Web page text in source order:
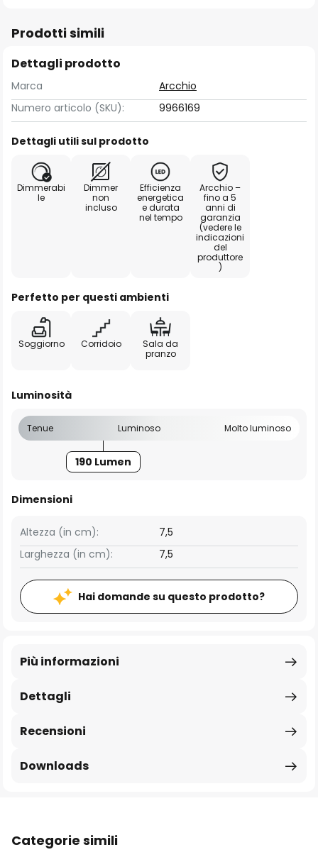
Prodotti simili
Dettagli prodotto
Marca
Arcchio
Numero articolo (SKU):
9966169
Dettagli utili sul prodotto
Dimmerabi
le
Dimmer
non
incluso
Efficienza
energetica
e durata
nel tempo
Arcchio –
fino a 5
anni di
garanzia
(vedere le
indicazioni
del
produttore
)
Perfetto per questi ambienti
Soggiorno Corridoio
Sala da
pranzo
Luminosità
Tenue Luminoso Molto luminoso
190 Lumen
Dimensioni
Larghezza (in cm): 7,5
Altezza (in cm): 7,5
Hai domande su questo prodotto?
Dettagli
Più informazioni
Recensioni
Downloads
Categorie simili